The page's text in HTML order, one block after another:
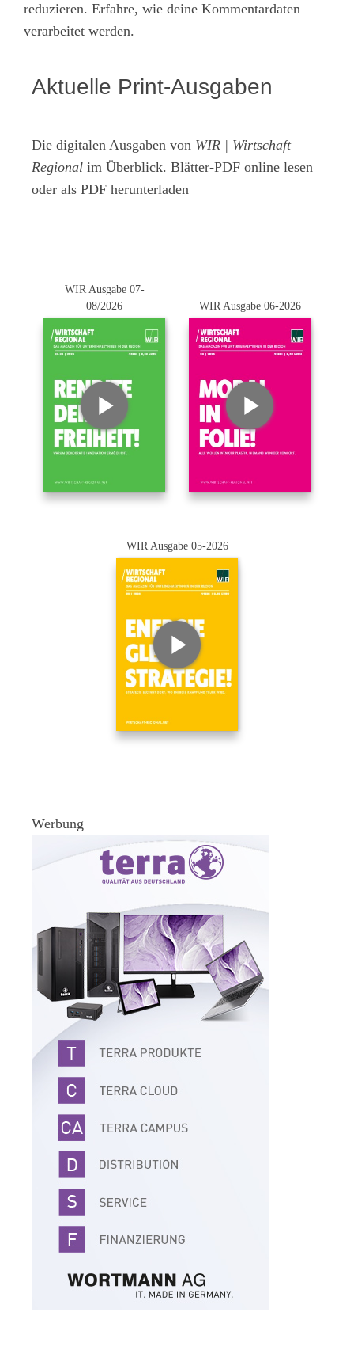
reduzieren. Erfahre, wie deine Kommentardaten
verarbeitet werden.
Aktuelle Print-Ausgaben
Die digitalen Ausgaben von WIR | Wirtschaft
Regional im Überblick. Blätter-PDF online lesen
oder als PDF herunterladen
WIR Ausgabe 07-
08/2026
WIR Ausgabe 06-2026
WIR Ausgabe 05-2026
Werbung